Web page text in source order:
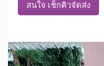
สนใจ เช็กคิวจัดส่ง